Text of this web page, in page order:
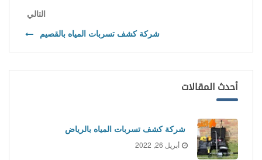
التالي
شركة كشف تسربات المياه بالقصيم
أحدث المقالات
شركة كشف تسربات المياه بالرياض
أبريل 26, 2022